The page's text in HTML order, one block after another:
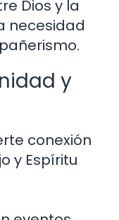
Dios y la
necesidad
y
conexión
y Espíritu